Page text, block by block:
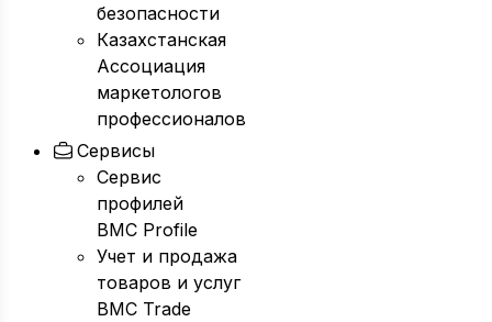
безопасности
Казахстанская
Ассоциация
маркетологов
профессионалов
Сервисы
Сервис
профилей
BMC Profile
Учет и продажа
товаров и услуг
BMC Trade